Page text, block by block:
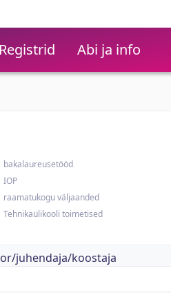
Registrid Abi ja info
bakalaureusetööd
IOP
raamatukogu väljaanded
Tehnikaülikooli toimetised
juhendaja/koostaja